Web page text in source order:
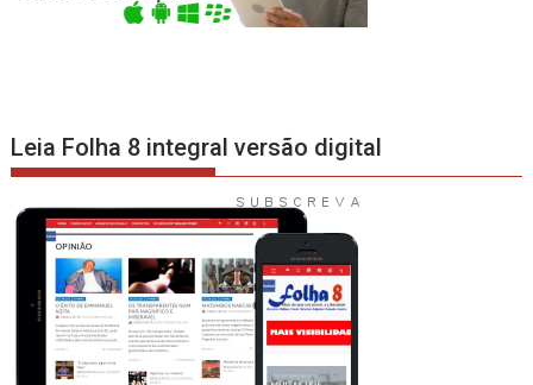
Leia Folha 8 integral versão digital